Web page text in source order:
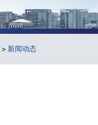
> 新闻动态